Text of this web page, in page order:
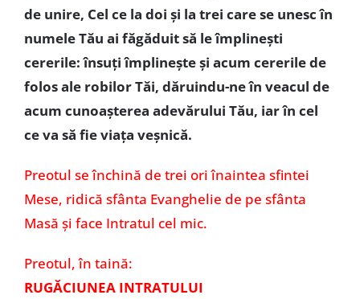
de unire, Cel ce la doi și la trei care se unesc în
numele Tău ai făgăduit să le împlinești
cererile: însuți împlinește și acum cererile de
folos ale robilor Tăi, dăruindu-ne în veacul de
acum cunoașterea adevărului Tău, iar în cel
ce va să fie viața veșnică.
Preotul se închină de trei ori înaintea sfintei
Mese, ridică sfânta Evanghelie de pe sfânta
Masă și face Intratul cel mic.
Preotul, în taină:
RUGĂCIUNEA INTRATULUI